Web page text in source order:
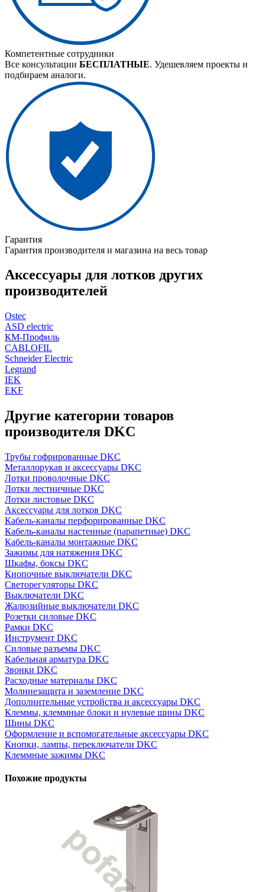
Компетентные сотрудники
Все консультации БЕСПЛАТНЫЕ. Удешевляем проекты и
подбираем аналоги.
Гарантия
Гарантия производителя и магазина на весь товар
Аксессуары для лотков других
производителей
Ostec
ASD electric
КМ-Профиль
CABLOFIL
Schneider Electric
Legrand
IEK
EKF
Другие категории товаров
производителя DKC
Трубы гофрированные DKC
Металлорукав и аксессуары DKC
Лотки проволочные DKC
Лотки лестничные DKC
Лотки листовые DKC
Аксессуары для лотков DKC
Кабель-каналы перфорированные DKC
Кабель-каналы настенные (парапетные) DKC
Кабель-каналы монтажные DKC
Зажимы для натяжения DKC
Шкафы, боксы DKC
Кнопочные выключатели DKC
Светорегуляторы DKC
Выключатели DKC
Жалюзийные выключатели DKC
Розетки силовые DKC
Рамки DKC
Инструмент DKC
Силовые разъемы DKC
Кабельная арматура DKC
Звонки DKC
Расходные материалы DKC
Молниезащита и заземление DKC
Дополнительные устройства и аксессуары DKC
Клеммы, клеммные блоки и нулевые шины DKC
Шины DKC
Оформление и вспомогательные аксессуары DKC
Кнопки, лампы, переключатели DKC
Клеммные зажимы DKC
Похожие продукты